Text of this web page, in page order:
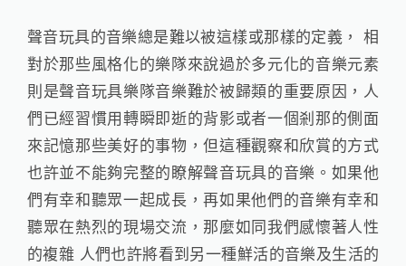
聲音玩具的音樂總是難以被這樣或那樣的定義， 相
對於那些風格化的樂隊來說過於多元化的音樂元素
則是聲音玩具樂隊音樂難於被歸類的重要原因，人
們已經習慣用轉瞬即逝的背影或者一個剎那的側面
來記憶那些美好的事物，但這種觀察和欣賞的方式
也許並不能夠完整的瞭解聲音玩具的音樂。如果他
們有幸和聽眾一起成長，再如果他們的音樂有幸和
聽眾在熱烈的現場交流，那麼如同我們感懷著人性
的複雜 人們也許將看到另一種鮮活的音樂及生活的